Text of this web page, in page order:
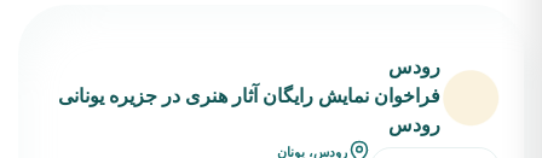
رودس
فراخوان نمایش رایگان آثار هنری در جزیره یونانی
رودس
رودس، یونان